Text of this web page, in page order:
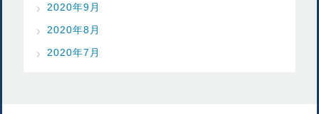
2020年9月
2020年8月
2020年7月